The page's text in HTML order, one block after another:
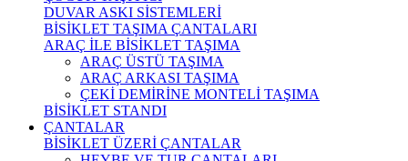
DUVAR ASKI SİSTEMLERİ
BİSİKLET TAŞIMA ÇANTALARI
ARAÇ İLE BİSİKLET TAŞIMA
ARAÇ ÜSTÜ TAŞIMA
ARAÇ ARKASI TAŞIMA
ÇEKİ DEMİRİNE MONTELİ TAŞIMA
BİSİKLET STANDI
ÇANTALAR
BİSİKLET ÜZERİ ÇANTALAR